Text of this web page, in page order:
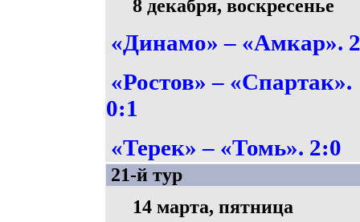
8 декабря, воскресенье
«Динамо» – «Амкар».
«Ростов» – «Спартак».
0:1
«Терек» – «Томь». 2:0
21-й тур
14 марта, пятница